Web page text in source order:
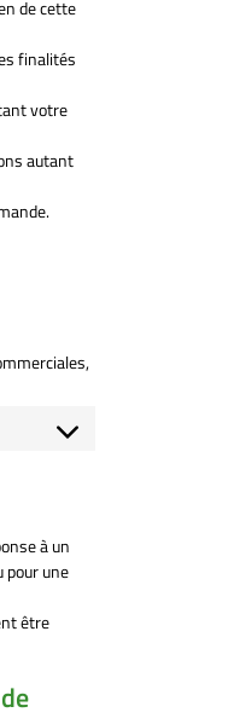
de cette
finalités
votre
autant
à un
pour une
être